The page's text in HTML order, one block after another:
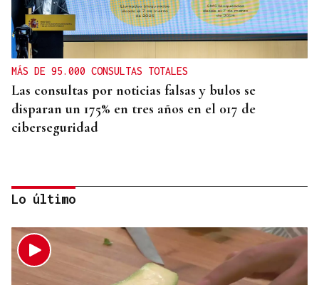
MÁS DE 95.000 CONSULTAS TOTALES
Las consultas por noticias falsas y bulos se
disparan un 175% en tres años en el 017 de
ciberseguridad
Lo último